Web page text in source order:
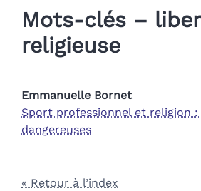
Mots-clés –
religieuse
Emmanuelle Bornet
Sport professionnel et religion :
dangereuses
Retour à l’index